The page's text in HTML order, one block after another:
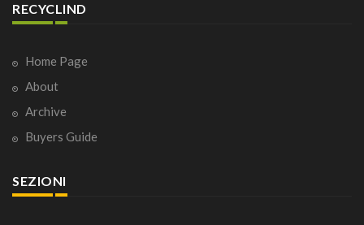
RECYCLIND
Home Page
About
Archive
Buyers Guide
SEZIONI